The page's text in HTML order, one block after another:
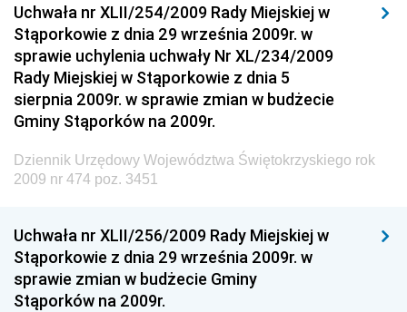
Środowiska
Dziennik Urzędowy Ministerstwa Administracji,
Gospodarki Terenowej i Ochrony Środowiska
Dziennik Urzędowy Ministerstwa Administracji i
Gospodarki Przestrzennej
Dziennik Urzędowy Unii Europejskiej, L
Dziennik Urzędowy Ministerstwa Komunikacji
Chemicznego i Lekkiego
Dziennik Urzędowy Ministerstwa Rolnictwa i
Gospodarki Żywnościowej
Uchwała nr XLII/254/2009 Rady Miejskiej w
Stąporkowie z dnia 29 września 2009r. w
sprawie uchylenia uchwały Nr XL/234/2009
Rady Miejskiej w Stąporkowie z dnia 5
sierpnia 2009r. w sprawie zmian w budżecie
Gminy Stąporków na 2009r.
Dziennik Urzędowy Województwa Świętokrzyskiego rok
2009 nr 474 poz. 3451
Uchwała nr XLII/256/2009 Rady Miejskiej w
Stąporkowie z dnia 29 września 2009r. w
sprawie zmian w budżecie Gminy
Stąporków na 2009r.